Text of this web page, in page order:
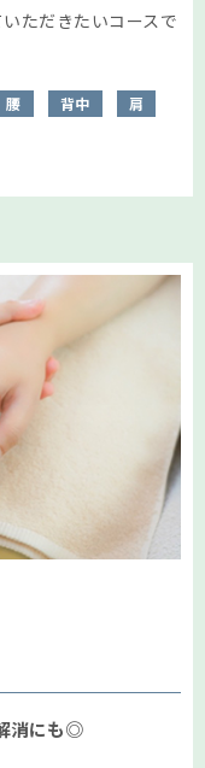
ただきたいコースで
腰 背中
肩
消にも◎